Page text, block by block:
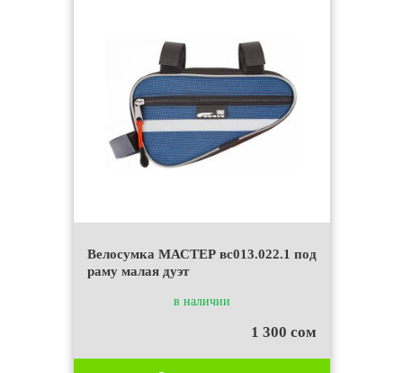
Велосумка МАСТЕР вс013.022.1 под
раму малая дуэт
в наличии
1 300 сом